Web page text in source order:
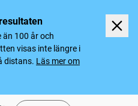
100 år och
visas inte längre i
distans. Läs mer om